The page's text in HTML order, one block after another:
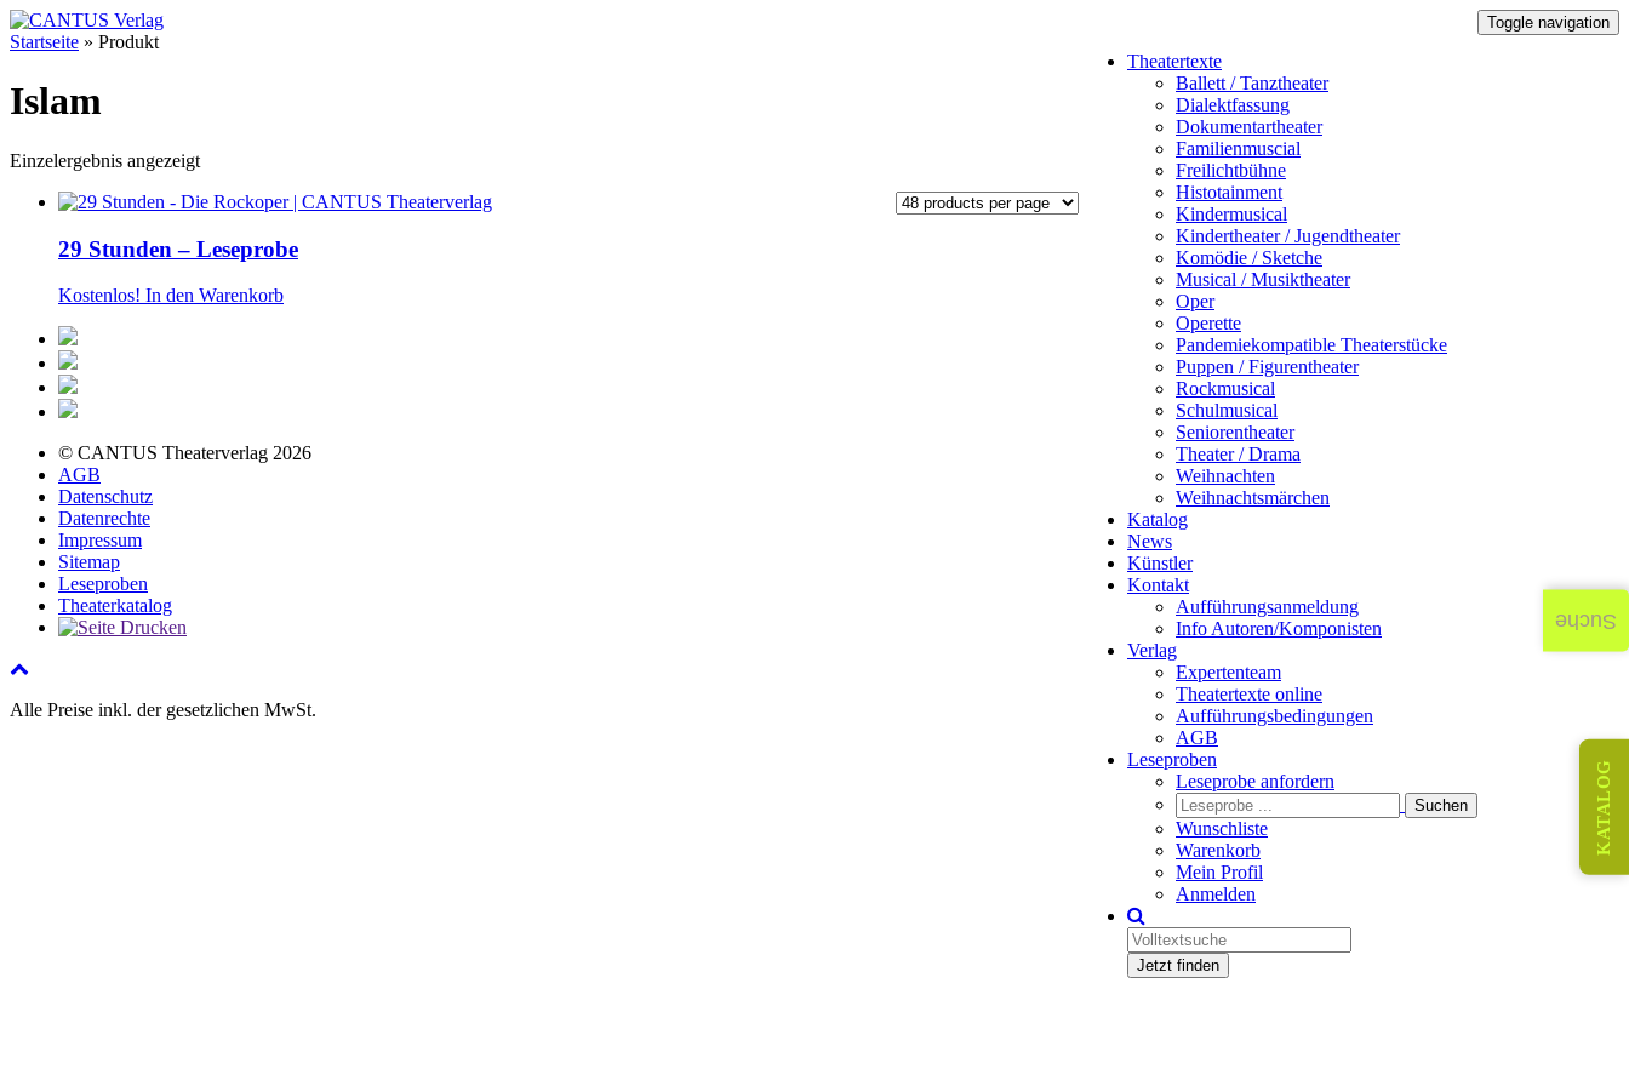
Toggle navigation
Theatertexte
Ballett / Tanztheater
Dialektfassung
Dokumentartheater
Familienmuscial
Freilichtbühne
Histotainment
Kindermusical
Kindertheater / Jugendtheater
Komödie / Sketche
Musical / Musiktheater
Oper
Operette
Pandemiekompatible Theaterstücke
Puppen / Figurentheater
Rockmusical
Schulmusical
Seniorentheater
Theater / Drama
Weihnachten
Weihnachtsmärchen
Katalog
News
Künstler
Kontakt
Aufführungsanmeldung
Info Autoren/Komponisten
Verlag
Expertenteam
Theatertexte online
Aufführungsbedingungen
AGB
Leseproben
Leseprobe anfordern
Wunschliste
Warenkorb
Mein Profil
Anmelden
Jetzt finden
Startseite » Produkt
Islam
Einzelergebnis angezeigt
29 Stunden – Leseprobe
Kostenlos! In den Warenkorb
© CANTUS Theaterverlag 2026
AGB
Datenschutz
Datenrechte
Impressum
Sitemap
Leseproben
Theaterkatalog
Alle Preise inkl. der gesetzlichen MwSt.
KATALOG
Suche